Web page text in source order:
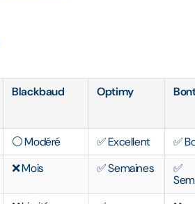
Blackbaud Optimy
⚪ Modéré ✅ Excellent
✅
❌ Mois ✅ Semaines
✅